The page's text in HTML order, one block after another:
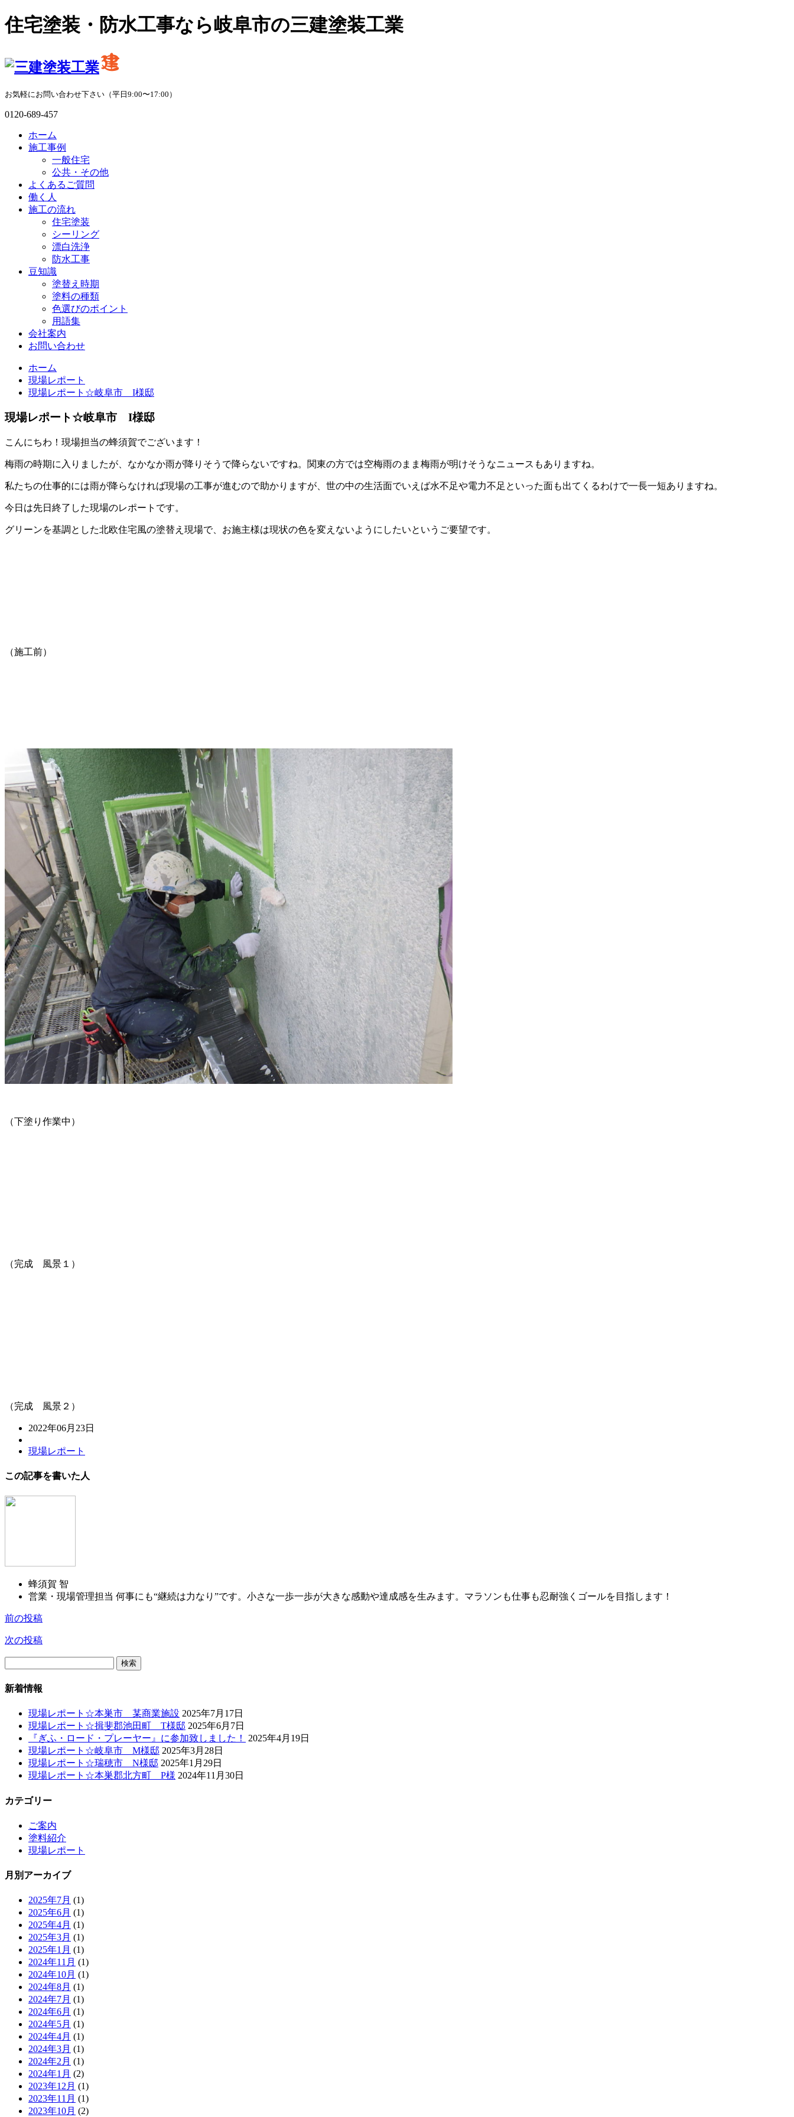
住宅塗装・防水工事なら岐阜市の三建塗装工業
お気軽にお問い合わせ下さい（平日9:00〜17:00）
0120-689-457
ホーム
施工事例
一般住宅
公共・その他
よくあるご質問
働く人
施工の流れ
住宅塗装
シーリング
漂白洗浄
防水工事
豆知識
塗替え時期
塗料の種類
色選びのポイント
用語集
会社案内
お問い合わせ
ホーム
現場レポート
現場レポート☆岐阜市 I様邸
現場レポート☆岐阜市 I様邸
こんにちわ！現場担当の蜂須賀でございます！
梅雨の時期に入りましたが、なかなか雨が降りそうで降らないですね。関東の方では空梅雨のまま梅雨が明けそうなニュースもありますね。
私たちの仕事的には雨が降らなければ現場の工事が進むので助かりますが、世の中の生活面でいえば水不足や電力不足といった面も出てくるわけで一長一短ありますね。
今日は先日終了した現場のレポートです。
グリーンを基調とした北欧住宅風の塗替え現場で、お施主様は現状の色を変えないようにしたいというご要望です。
（施工前）
（下塗り作業中）
（完成 風景１）
（完成 風景２）
2022年06月23日
現場レポート
この記事を書いた人
蜂須賀 智
営業・現場管理担当 何事にも“継続は力なり”です。小さな一歩一歩が大きな感動や達成感を生みます。マラソンも仕事も忍耐強くゴールを目指します！
前の投稿
次の投稿
新着情報
現場レポート☆本巣市 某商業施設 2025年7月17日
現場レポート☆揖斐郡池田町 T様邸 2025年6月7日
『ぎふ・ロード・プレーヤー』に参加致しました！
2025年4月19日
現場レポート☆岐阜市 M様邸 2025年3月28日
現場レポート☆瑞穂市 N様邸 2025年1月29日
現場レポート☆本巣郡北方町 P様 2024年11月30日
カテゴリー
ご案内
塗料紹介
現場レポート
月別アーカイブ
2025年7月 (1)
2025年6月 (1)
2025年4月 (1)
2025年3月 (1)
2025年1月 (1)
2024年11月 (1)
2024年10月 (1)
2024年8月 (1)
2024年7月 (1)
2024年6月 (1)
2024年5月 (1)
2024年4月 (1)
2024年3月 (1)
2024年2月 (1)
2024年1月 (2)
2023年12月 (1)
2023年11月 (1)
2023年10月 (2)